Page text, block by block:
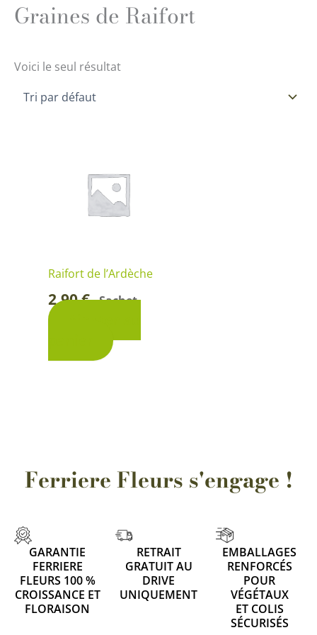
Graines de Raifort
Voici le seul résultat
Raifort de l’Ardèche
2,90€-Sachet
Ferriere Fleurs s'engage !
GARANTIE
FERRIERE
FLEURS 100 %
CROISSANCE ET
FLORAISON
RETRAIT
GRATUIT AU
DRIVE
UNIQUEMENT
EMBALLAGES
RENFORCÉS
POUR
VÉGÉTAUX
ET COLIS
SÉCURISÉS